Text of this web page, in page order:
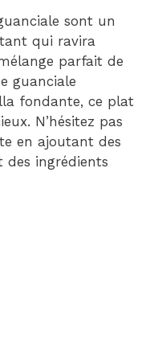
sont un
qui ravira
parfait de
guanciale
fondante, ce plat
N’hésitez pas
en ajoutant des
des ingrédients